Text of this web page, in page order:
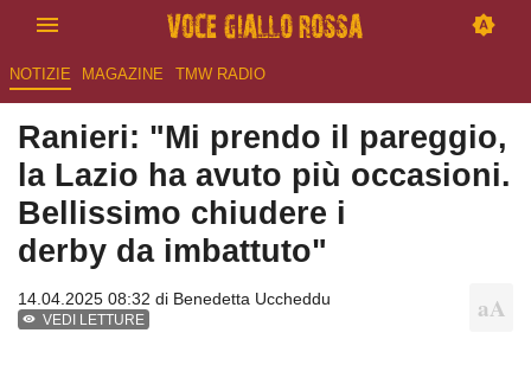
NOTIZIE MAGAZINE TMW RADIO
Ranieri: "Mi prendo il pareggio,
la Lazio ha avuto più occasioni.
Bellissimo chiudere i
derby da imbattuto"
14.04.2025 08:32 di Benedetta Uccheddu
VEDI LETTURE